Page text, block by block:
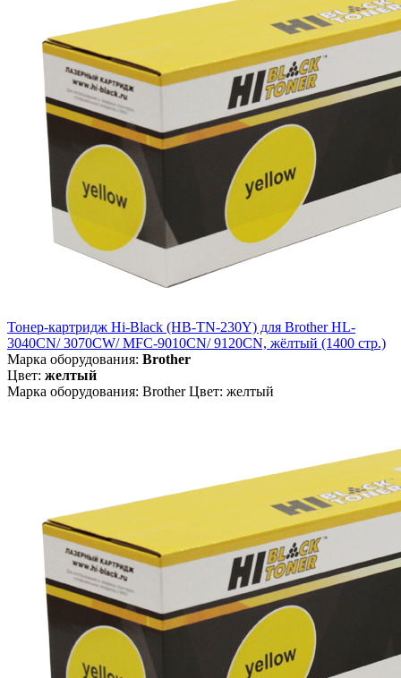
Тонер-картридж Hi-Black (HB-TN-230Y) для Brother HL-
3040CN/ 3070CW/ MFC-9010CN/ 9120CN, жёлтый (1400 стр.)
Марка оборудования: Brother
Цвет: желтый
Марка оборудования: Brother Цвет: желтый